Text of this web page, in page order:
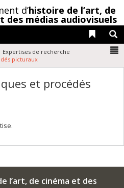
d’histoire de l’art, de
des médias audiovisuels
Liens
Expertises de recherche
picturaux
et procédés
l’art, de cinéma et des